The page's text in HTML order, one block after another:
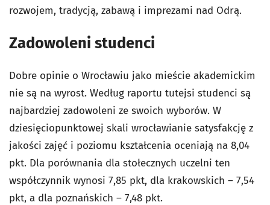
rozwojem, tradycją, zabawą i imprezami nad Odrą.
Zadowoleni studenci
Dobre opinie o Wrocławiu jako mieście akademickim
nie są na wyrost. Według raportu tutejsi studenci są
najbardziej zadowoleni ze swoich wyborów. W
dziesięciopunktowej skali wrocławianie satysfakcję z
jakości zajęć i poziomu kształcenia oceniają na 8,04
pkt. Dla porównania dla stołecznych uczelni ten
współczynnik wynosi 7,85 pkt, dla krakowskich – 7,54
pkt, a dla poznańskich – 7,48 pkt.